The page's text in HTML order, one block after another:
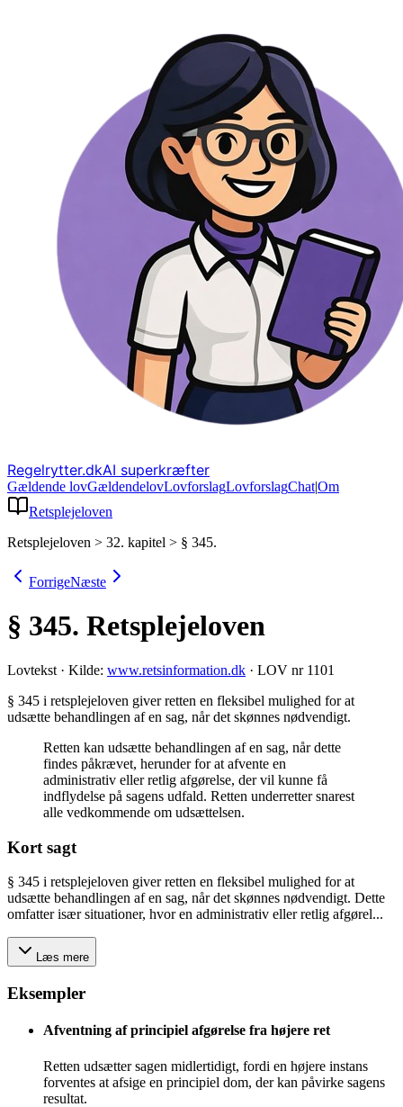
Regelrytter.dkAI superkræfter
Gældende lovGældendelovLovforslagLovforslagChat|Om
Retsplejeloven
Retsplejeloven > 32. kapitel > § 345.
ForrigeNæste
§ 345. Retsplejeloven
Lovtekst · Kilde: www.retsinformation.dk · LOV nr 1101
§ 345 i retsplejeloven giver retten en fleksibel mulighed for at
udsætte behandlingen af en sag, når det skønnes nødvendigt.
Retten kan udsætte behandlingen af en sag, når dette
findes påkrævet, herunder for at afvente en
administrativ eller retlig afgørelse, der vil kunne få
indflydelse på sagens udfald. Retten underretter snarest
alle vedkommende om udsættelsen.
Kort sagt
§ 345 i retsplejeloven giver retten en fleksibel mulighed for at
udsætte behandlingen af en sag, når det skønnes nødvendigt. Dette
omfatter især situationer, hvor en administrativ eller retlig afgørel...
Læs mere
Eksempler
Afventning af principiel afgørelse fra højere ret
Retten udsætter sagen midlertidigt, fordi en højere instans
forventes at afsige en principiel dom, der kan påvirke sagens
resultat.